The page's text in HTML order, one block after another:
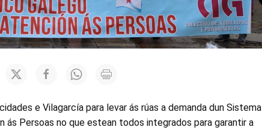
e Vilagarcía para levar ás rúas a demanda dun Sistema
ás Persoas no que estean todos integrados para garantir a